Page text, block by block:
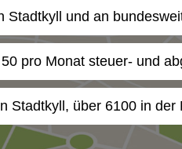
Stadtkyll und an
pro Monat steuer- und
Stadtkyll, über 6100 in der